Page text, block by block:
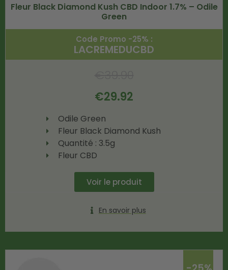
Fleur Black Diamond Kush CBD Indoor 1.7% – Odile
Green
Code Promo -25% :
LACREMEDUCBD
€29.92
Odile Green
Fleur Black Diamond Kush
Quantité : 3.5g
Fleur CBD
Voir le produit
En savoir plus